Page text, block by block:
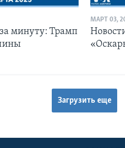
минуту: Трамп
МАРТ 03,
Загрузить еще